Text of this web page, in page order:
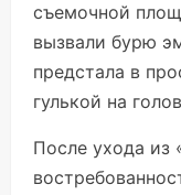
съемочной
вызвали бурю
предстала в
гулькой на
После ухода из